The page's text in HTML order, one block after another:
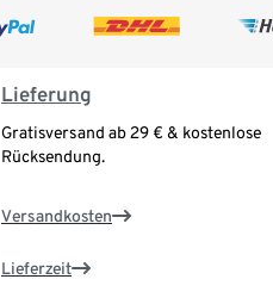
Lieferung
Gratisversand ab 29 € & kostenlose
Rücksendung.
Versandkosten
Lieferzeit